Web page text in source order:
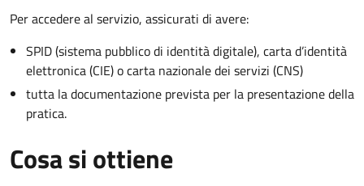
Per accedere al servizio, assicurati di avere:
SPID (sistema pubblico di identità digitale), carta d’identità
elettronica (CIE) o carta nazionale dei servizi (CNS)
tutta la documentazione prevista per la presentazione della
pratica.
Cosa si ottiene